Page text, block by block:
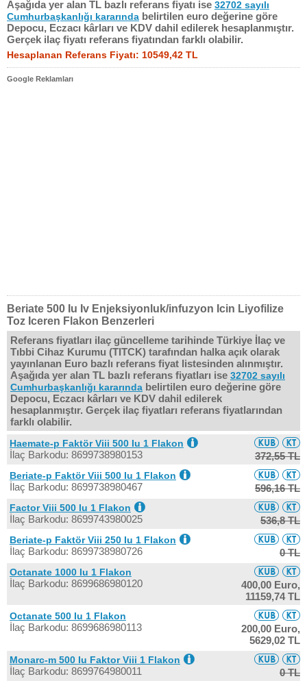
Aşağıda yer alan TL bazlı referans fiyatı ise 32702 sayılı
Cumhurbaşkanlığı kararında belirtilen euro değerine göre
Depocu, Eczacı kârları ve KDV dahil edilerek hesaplanmıştır.
Gerçek ilaç fiyatı referans fiyatından farklı olabilir.
Hesaplanan Referans Fiyatı: 10549,42 TL
Google Reklamları
Beriate 500 Iu Iv Enjeksiyonluk/infuzyon Icin Liyofilize
Toz Iceren Flakon Benzerleri
Referans fiyatları ilaç güncelleme tarihinde Türkiye İlaç ve
Tıbbi Cihaz Kurumu (TITCK) tarafından halka açık olarak
yayınlanan Euro bazlı referans fiyat listesinden alınmıştır.
Aşağıda yer alan TL bazlı referans fiyatları ise 32702 sayılı
Cumhurbaşkanlığı kararında belirtilen euro değerine göre
Depocu, Eczacı kârları ve KDV dahil edilerek
hesaplanmıştır. Gerçek ilaç fiyatları referans fiyatlarından
farklı olabilir.
Haemate-p Faktör Viii 500 Iu 1 Flakon
İlaç Barkodu: 8699738980153 372,55 TL
Beriate-p Faktör Viii 500 Iu 1 Flakon
İlaç Barkodu: 8699738980467 596,16 TL
Factor Viii 500 Iu 1 Flakon
İlaç Barkodu: 8699743980025 536,8 TL
Beriate-p Faktör Viii 250 Iu 1 Flakon
İlaç Barkodu: 8699738980726 0 TL
Octanate 1000 Iu 1 Flakon
İlaç Barkodu: 8699686980120
400,00 Euro,
11159,74 TL
Octanate 500 Iu 1 Flakon
İlaç Barkodu: 8699686980113
200,00 Euro,
5629,02 TL
Monarc-m 500 Iu Faktor Viii 1 Flakon
İlaç Barkodu: 8699764980011 0 TL